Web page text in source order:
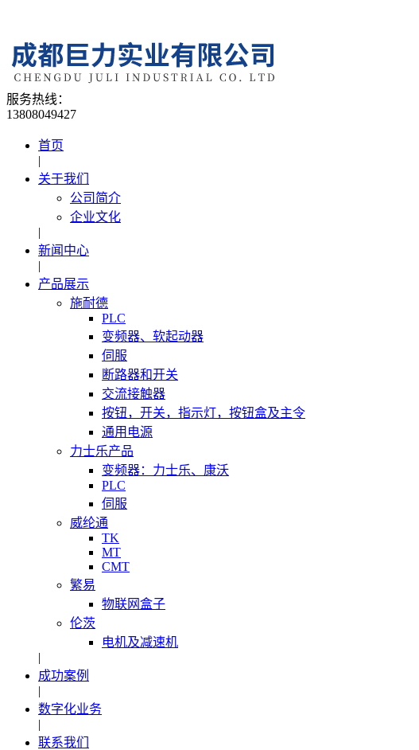
服务热线：
13808049427
首页
|
关于我们
公司简介
企业文化
|
新闻中心
|
产品展示
施耐德
PLC
变频器、软起动器
伺服
断路器和开关
交流接触器
按钮，开关，指示灯，按钮盒及主令
通用电源
力士乐产品
变频器：力士乐、康沃
PLC
伺服
威纶通
TK
MT
CMT
繁易
物联网盒子
伦茨
电机及减速机
|
成功案例
|
数字化业务
|
联系我们